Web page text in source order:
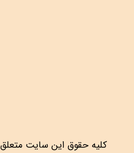
کلیه حقوق این سایت